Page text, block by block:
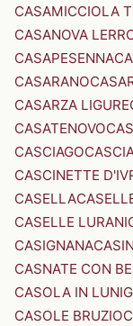
CASAMICCIOLA
CASANOVA
CASAPESENNA
CASARANO
CASARZA LIGURE
CASATENOVO
CASCIAGO
CASCINETTE
CASELLA
CASELLE LURANI
CASIGNANA
CASNATE CON
CASOLA IN
CASOLE BRUZIO